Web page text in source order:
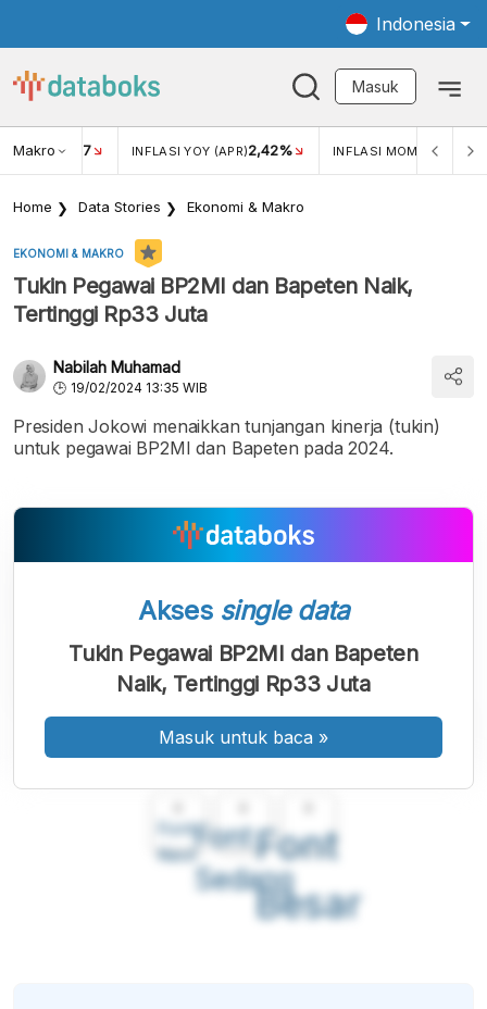
Indonesia
Masuk
Makro
USD/IDR 17 INFLASI YOY (APR)2,42% INFLASI MOM (MAR)
Home Data Stories Ekonomi & Makro
EKONOMI & MAKRO
Tukin Pegawai BP2MI dan Bapeten Naik,
Tertinggi Rp33 Juta
Nabilah Muhamad
19/02/2024 13:35 WIB
Presiden Jokowi menaikkan tunjangan kinerja (tukin)
untuk pegawai BP2MI dan Bapeten pada 2024.
Font
Kecil
Font
Sedang
Font
Besar
Akses single data
Tukin Pegawai BP2MI dan Bapeten
Naik, Tertinggi Rp33 Juta
Masuk untuk baca »